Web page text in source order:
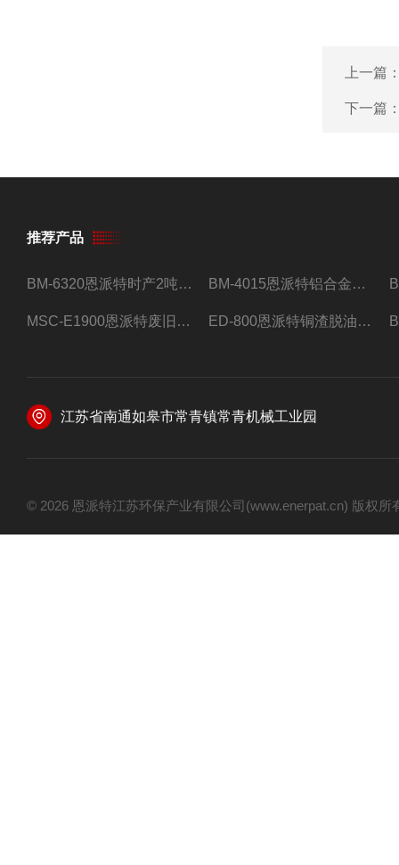
上一篇
下一篇
推荐产品
BM-6320恩派特时产2吨合金钢屑压饼机 BM-4015恩派特铝合金屑压饼机 脱油效果好
MSC-E1900恩派特废旧锂电池极片破碎处理设备 ED-800恩派特铜渣脱油机废铜屑铝屑甩油机
江苏省南通如皋市常青镇常青机械工业园
© 2026 恩派特江苏环保产业有限公司(www.enerpat.cn) 版权